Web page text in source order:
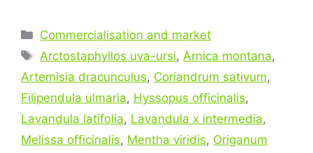
Categories
Commercialisation and market
Tags
Arctostaphyllos uva-ursi,Arnica montana,
Artemisia dracunculus, Coriandrum sativum,
Filipendula ulmaria, Hyssopus officinalis,
Lavandula latifolia, Lavandula x intermedia,
Melissa officinalis, Mentha viridis, Origanum